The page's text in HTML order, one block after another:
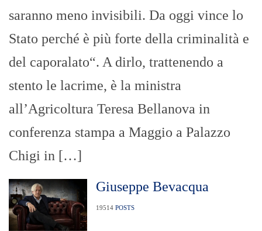
saranno meno invisibili. Da oggi vince lo
Stato perché è più forte della criminalità e
del caporalato“. A dirlo, trattenendo a
stento le lacrime, è la ministra
all’Agricoltura Teresa Bellanova in
conferenza stampa a Maggio a Palazzo
Chigi in […]
Giuseppe Bevacqua
19514 POSTS